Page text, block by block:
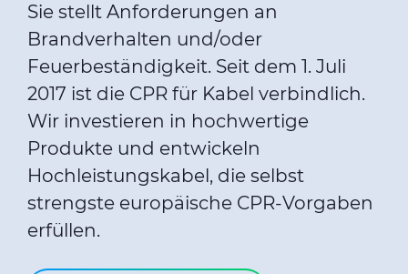
Sie stellt Anforderungen an
Brandverhalten und/oder
Feuerbeständigkeit. Seit dem 1. Juli
2017 ist die CPR für Kabel verbindlich.
Wir investieren in hochwertige
Produkte und entwickeln
Hochleistungskabel, die selbst
strengste europäische CPR-Vorgaben
erfüllen.